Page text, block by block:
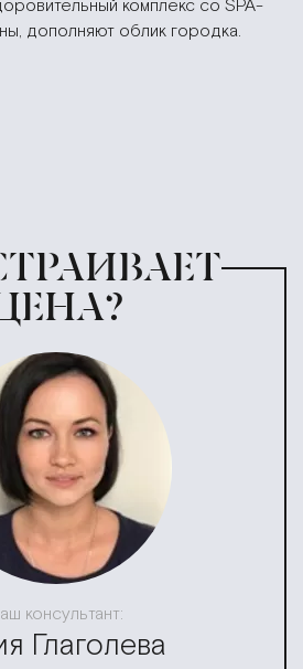
комплекс со SPA-
дополняют облик городка.
консультант:
Глаголева